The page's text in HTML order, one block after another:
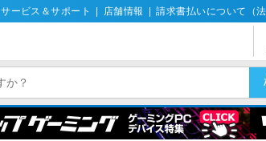
サービス＆サポート 店舗情報 請求書払いについて（法